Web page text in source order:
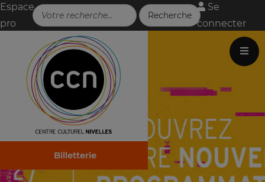
Espace
pro
Se
connecter
Billetterie